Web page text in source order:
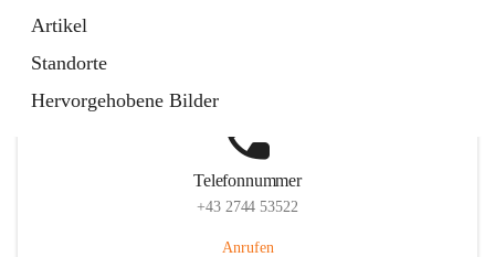
Artikel
Standorte
Hervorgehobene Bilder
Telefonnummer
+43 2744 53522
Anrufen